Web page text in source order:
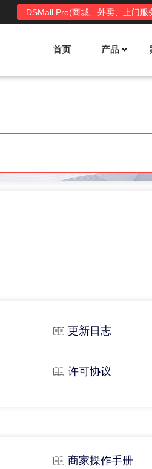
DSMall Pro(商城、外卖、上门服
首页 产品
DSShop功能列表
更新日志
许可协议
商家操作手册